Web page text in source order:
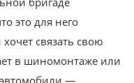
это для него
связать свою
в шиномонтаже или
автомобили —